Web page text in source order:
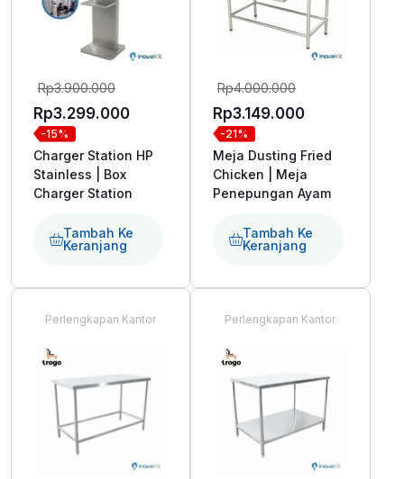
Rp3.900.000Harga
aslinya
Rp3.900.000.
Rp3.299.000Harga
ini
adalah:
-15%
Charger Station HP
Stainless | Box
Charger Station
Tambah Ke
Keranjang
Rp4.000.000Harga
aslinya
Rp4.000.000.
Rp3.149.000Harga
ini
adalah:
-21%
Meja Dusting Fried
Chicken | Meja
Penepungan Ayam
Tambah Ke
Keranjang
Perlengkapan Kantor Perlengkapan Kantor